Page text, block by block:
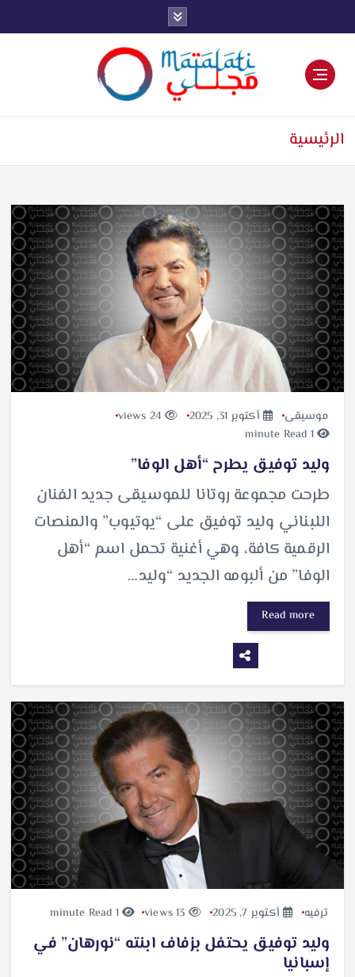
ل
ى
الرئيسية
موسيقى أكتوبر 31, 2025
24 views
1 minute Read
وليد توفيق يطرح “أهل الوفا”
طرحت مجموعة روتانا للموسيقى جديد الفنان
اللبناني وليد توفيق على “يوتيوب” والمنصات
الرقمية كافة، وهي أغنية تحمل اسم “أهل
الوفا” من ألبومه الجديد “وليد…
Read more
ترفيه أكتوبر 7, 2025 1 minute Read
وليد توفيق يحتفل بزفاف ابنته “نورهان” في
إسبانيا